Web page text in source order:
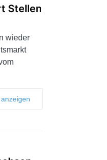
Stellen
wieder